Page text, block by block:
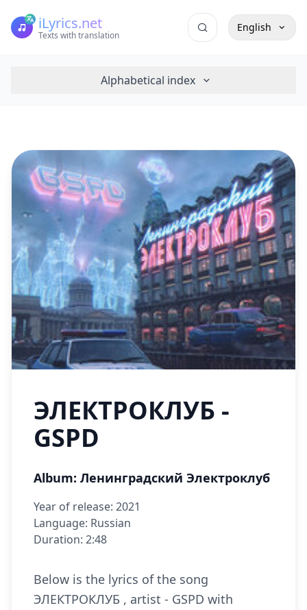
iLyrics.net
Texts with translation
English
Alphabetical index
ЭЛЕКТРОКЛУБ -
GSPD
Album: Ленинградский Электроклуб
Year of release: 2021
Language: Russian
Duration: 2:48
Below is the lyrics of the song
ЭЛЕКТРОКЛУБ , artist - GSPD with